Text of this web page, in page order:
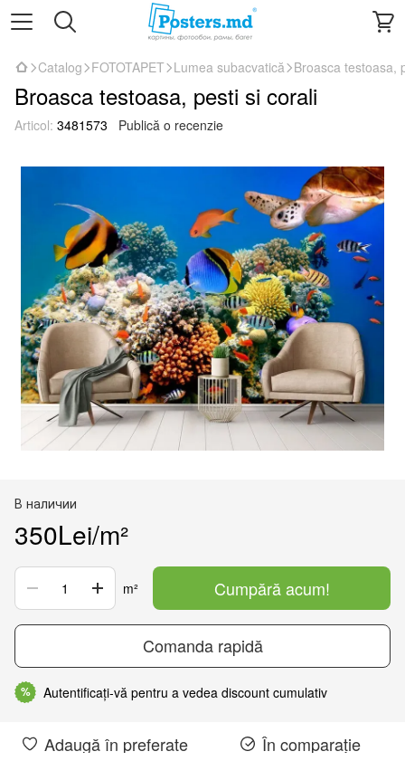
Catalog FOTOTAPET Lumea subacvatică Broasca testoasa,
Broasca testoasa, pesti si corali
Articol: 3481573 Publică o recenzie
В наличии
350Lei/m²
m² Cumpără acum!
Comanda rapidă
% Autentificați-vă pentru a vedea discount cumulativ
Adaugă în preferate În comparație